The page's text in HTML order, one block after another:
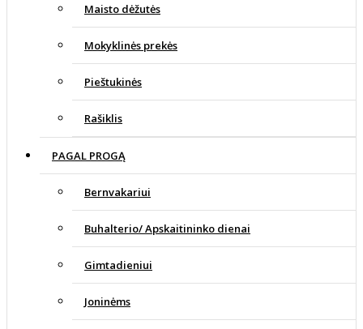
Maisto dėžutės
Mokyklinės prekės
Pieštukinės
Rašiklis
PAGAL PROGĄ
Bernvakariui
Buhalterio/ Apskaitininko dienai
Gimtadieniui
Joninėms